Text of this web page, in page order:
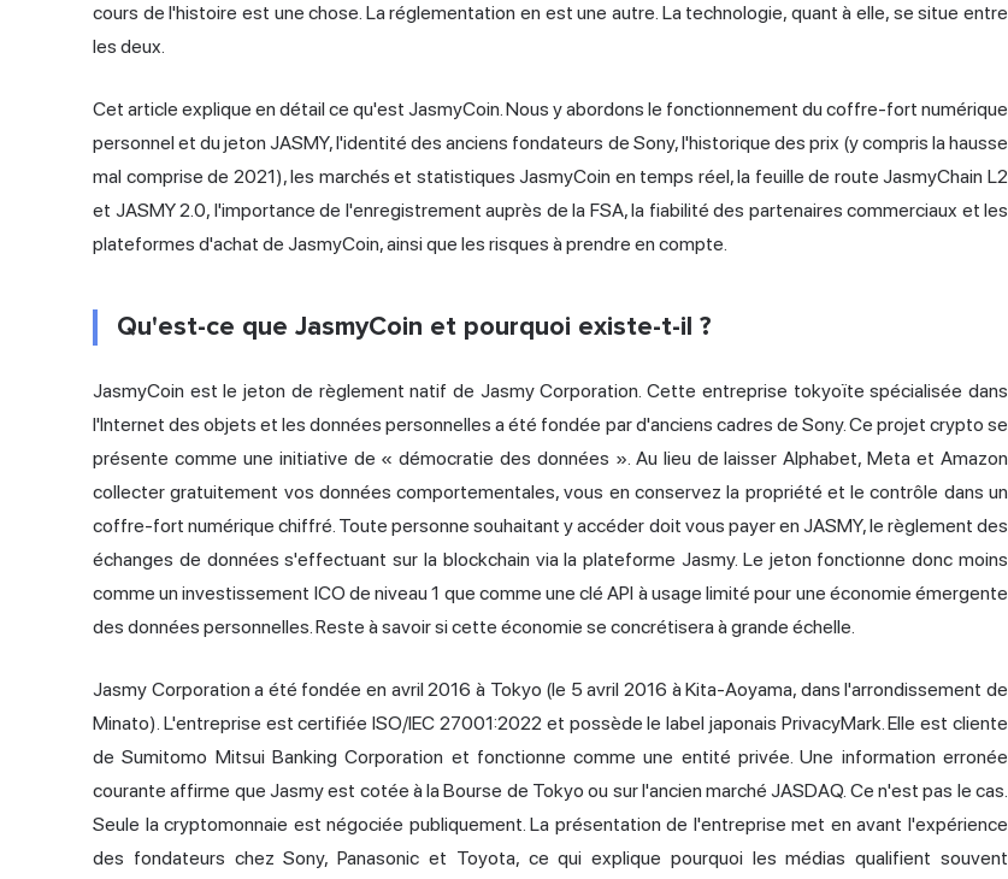
cours de l'histoire est une chose. La réglementation en est une autre. La technologie, quant à elle, se situe entre
les deux.
Cet article explique en détail ce qu'est JasmyCoin. Nous y abordons le fonctionnement du coffre-fort numérique
personnel et du jeton JASMY, l'identité des anciens fondateurs de Sony, l'historique des prix (y compris la hausse
mal comprise de 2021), les marchés et statistiques JasmyCoin en temps réel, la feuille de route JasmyChain L2
et JASMY 2.0, l'importance de l'enregistrement auprès de la FSA, la fiabilité des partenaires commerciaux et les
plateformes d'achat de JasmyCoin, ainsi que les risques à prendre en compte.
Qu'est-ce que JasmyCoin et pourquoi existe-t-il ?
JasmyCoin est le jeton de règlement natif de Jasmy Corporation. Cette entreprise tokyoïte spécialisée dans
l'Internet des objets et les données personnelles a été fondée par d'anciens cadres de Sony. Ce projet crypto se
présente comme une initiative de « démocratie des données ». Au lieu de laisser Alphabet, Meta et Amazon
collecter gratuitement vos données comportementales, vous en conservez la propriété et le contrôle dans un
coffre-fort numérique chiffré. Toute personne souhaitant y accéder doit vous payer en JASMY, le règlement des
échanges de données s'effectuant sur la blockchain via la plateforme Jasmy. Le jeton fonctionne donc moins
comme un investissement ICO de niveau 1 que comme une clé API à usage limité pour une économie émergente
des données personnelles. Reste à savoir si cette économie se concrétisera à grande échelle.
Jasmy Corporation a été fondée en avril 2016 à Tokyo (le 5 avril 2016 à Kita-Aoyama, dans l'arrondissement de
Minato). L'entreprise est certifiée ISO/IEC 27001:2022 et possède le label japonais PrivacyMark. Elle est cliente
de Sumitomo Mitsui Banking Corporation et fonctionne comme une entité privée. Une information erronée
courante affirme que Jasmy est cotée à la Bourse de Tokyo ou sur l'ancien marché JASDAQ. Ce n'est pas le cas.
Seule la cryptomonnaie est négociée publiquement. La présentation de l'entreprise met en avant l'expérience
des fondateurs chez Sony, Panasonic et Toyota, ce qui explique pourquoi les médias qualifient souvent